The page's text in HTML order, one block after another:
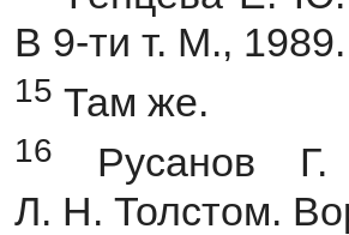
В 9-ти т. М.,
15 Там же.
16
Русанов
Л. Н. Толстом.